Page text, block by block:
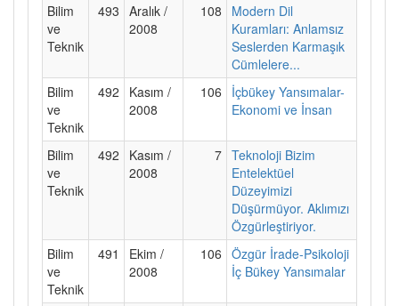
Bilim
ve
Teknik
493 Aralık /
2008
108
Modern Dil
Kuramları: Anlamsız
Seslerden Karmaşık
Cümlelere...
Bilim
ve
Teknik
492
Kasım /
2008
106
İçbükey Yansımalar-
Ekonomi ve İnsan
Bilim
ve
Teknik
492
Kasım /
2008
7 Teknoloji Bizim
Entelektüel
Düzeyimizi
Düşürmüyor. Aklımızı
Özgürleştiriyor.
Bilim
ve
Teknik
491
Ekim /
2008
106 Özgür İrade-Psikoloji
İç Bükey Yansımalar